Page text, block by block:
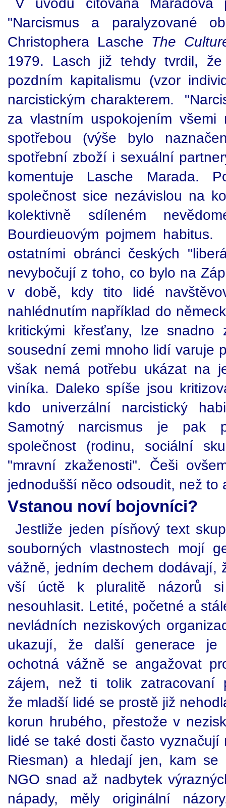
"Narcismus a paralyzované
Christophera Lasche The
1979. Lasch již tehdy tvrdil,
pozdním kapitalismu (vzor
narcistickým charakterem.
za vlastním uspokojením
spotřebou (výše bylo
spotřební zboží i sexuální
komentuje Lasche Marada.
společnost sice nezávislou na
kolektivně sdíleném
Bourdieuovým pojmem
ostatními obránci českých
nevybočují z toho, co bylo na
v době, kdy tito lidé
nahlédnutím například do
kritickými křesťany, lze
sousední zemi mnoho lidí varuje
však nemá potřebu ukázat na
viníka. Daleko spíše jsou
kdo univerzální narcistický
Samotný narcismus je pak
společnost (rodinu, sociální
"mravní zkaženosti". Češi
jednodušší něco odsoudit, než to
Vstanou noví bojovníci?
Jestliže jeden písňový text
souborných vlastnostech mojí
vážně, jedním dechem dodávají,
vší úctě k pluralitě názorů
nesouhlasit. Letité, početné a
nevládních neziskových
ukazují, že další generace
ochotná vážně se angažovat
zájem, než ti tolik
že mladší lidé se prostě již
korun hrubého, přestože v
lidé se také dosti často
Riesman) a hledají jen, kam
NGO snad až nadbytek
nápady, měly originální